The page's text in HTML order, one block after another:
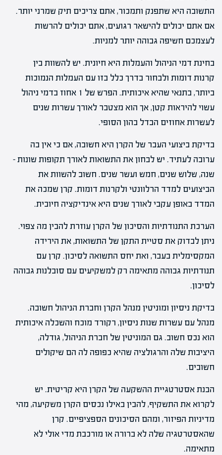
התשובה היא שתפנק ותמכור, אתם צריכים תיק שמרני יותר.
אם אתם יכולים להישאר רגועים, אתם יכולים להרשות
לעצמכם חשיפה גבוהה יותר למניות.
בחינת דמי הניהול והעמלות היא חיונית. יש להשוות בין
קרנות דומות ולבחור בדרך כלל בזו עם העמלות הנמוכות
ביותר, בתנאי שהיא איכותית. הפרש של 1 אחוז בדמי ניהול
עשוי להיראות קטן, אך הוא מצטבר לאורך עשרות שנים
לעשרות אחוזים הבדל בהון הסופי.
בדיקת ביצועי העבר של הקרן היא חשובה, אם כי אין בה
ערובה לעתיד. יש לבחון את התשואות לאורך תקופות שונות –
שנה, שלוש שנים, חמש ועשר שנים. חשוב להשוות את
הביצועים למדד הרלוונטי ולקרנות דומות. קרן שמכה את
המדד באופן עקבי לאורך שנים היא אינדיקציה חיובית.
הערכת התנודתיות והסיכון של הקרן עוזרת להבין מה צפוי.
ניתן לבדוק את סטיית התקן של התשואות, את הירידה
המקסימלית בעבר, ואת יחס התשואה לסיכון. קרן עם
תנודתיות גבוהה מתאימה רק למשקיעים עם סובלנות גבוהה
לסיכון.
בדיקת ניסיון ומוניטין מנהל הקרן וחברת הניהול חשובה.
מנהל עם עשרות שנות ניסיון, רקורד מוכח והשכלה איכותית
הוא נכס חשוב. גם המוניטין של חברת הניהול, גודלה,
היציבות שלה והרגולציה שהיא כפופה לה הם שיקולים
חשובים.
הבנת אסטרטגיית ההשקעה של הקרן היא קריטית. יש
לקרוא את התשקיף, להבין באילו נכסים הקרן משקיעה, מהי
מדיניות הפיזור, ומהם הסיכונים הספציפיים. קרן
שהאסטרטגיה שלה לא ברורה או מורכבת מדי אולי לא
מתאימה.